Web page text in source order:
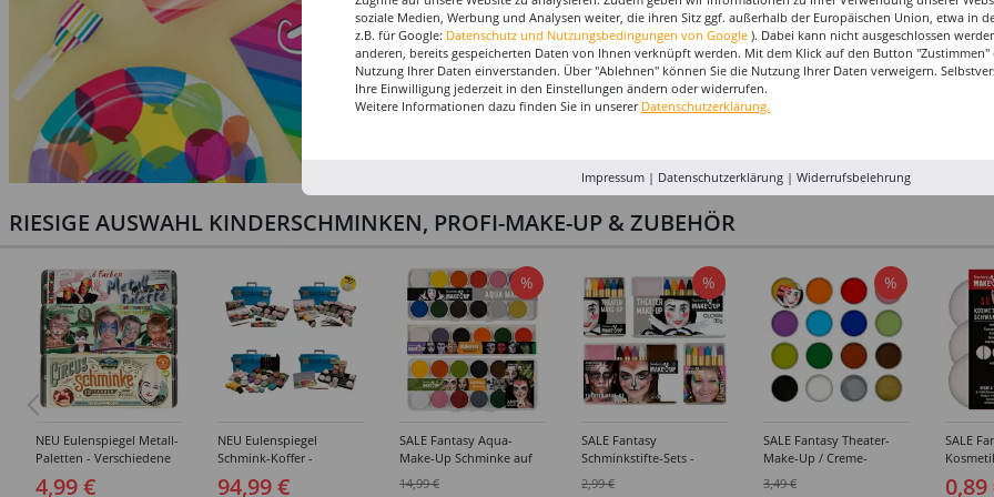
RIESIGE AUSWAHL KINDERSCHMINKEN, PROFI-MAKE-UP & ZUBEHÖR
NEU Eulenspiegel Metall-
Paletten - Verschiedene
4,99 €
NEU Eulenspiegel
Schmink-Koffer -
Ausführungen
94,99 €
%
SALE Fantasy Aqua-
Make-Up Schminke auf
Paletten - Verschiedene
14,99 €
%
SALE Fantasy
Schminkstifte-Sets -
Ausführungen
2,99 €
%
SALE Fantasy Theater-
Make-Up / Creme-
25g - Verschiedene
3,49 €
SALE
0,89
soziale Medien, Werbung und Analysen weiter, die ihren Sitz ggf. außerhalb der Europäischen Union, etwa in
z.B. für Google: Datenschutz und Nutzungsbedingungen von Google ). Dabei kann nicht ausgeschlossen
anderen, bereits gespeicherten Daten von Ihnen verknüpft werden. Mit dem Klick auf den Button "Zustimmen"
Nutzung Ihrer Daten einverstanden. Über "Ablehnen" können Sie die Nutzung Ihrer Daten verweigern.
Ihre Einwilligung jederzeit in den Einstellungen ändern oder widerrufen.
Weitere Informationen dazu finden Sie in unserer Datenschutzerklärung.
Impressum| Datenschutzerklärung| Widerrufsbelehrung